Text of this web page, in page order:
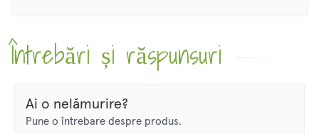
Întrebări și răspunsuri
Ai o nelămurire?
Pune o întrebare despre produs.